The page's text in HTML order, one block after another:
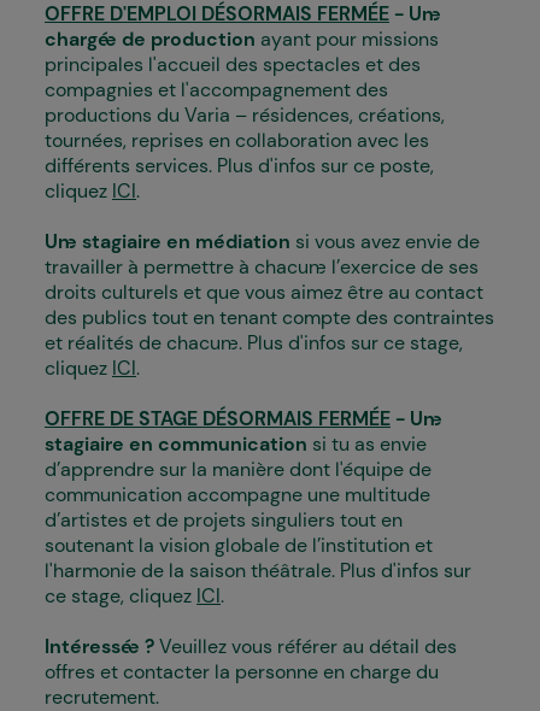
OFFRE D'EMPLOI DÉSORMAIS FERMÉE - Un·e
chargé·e de production ayant pour missions
principales l'accueil des spectacles et des
compagnies et l'accompagnement des
productions du Varia – résidences, créations,
tournées, reprises en collaboration avec les
différents services. Plus d'infos sur ce poste,
cliquez ICI.
Un ·e stagiaire en médiation si vous avez envie de
travailler à permettre à chacun·e l’exercice de ses
droits culturels et que vous aimez être au contact
des publics tout en tenant compte des contraintes
et réalités de chacun·e. Plus d'infos sur ce stage,
cliquez ICI.
OFFRE DE STAGE DÉSORMAIS FERMÉE - Un
stagiaire en communication si tu as envie
d’apprendre sur la manière dont l'équipe de
communication accompagne une multitude
d’artistes et de projets singuliers tout en
soutenant la vision globale de l’institution et
l'harmonie de la saison théâtrale. Plus d'infos sur
ce stage, cliquez ICI.
Intéressé ·e ?Veuillez vous référer au détail des
offres et contacter la personne en charge du
recrutement.